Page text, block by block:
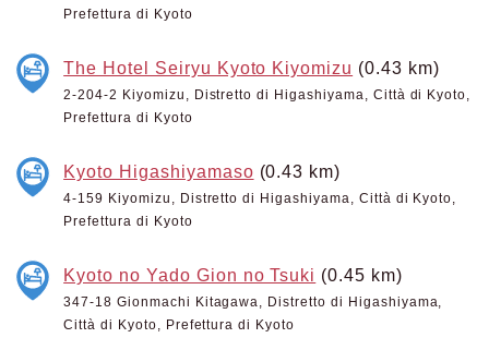
Prefettura di Kyoto
The Hotel Seiryu Kyoto Kiyomizu (0.43 km)
2-204-2 Kiyomizu, Distretto di Higashiyama, Città di Kyoto,
Prefettura di Kyoto
Kyoto Higashiyamaso (0.43 km)
4-159 Kiyomizu, Distretto di Higashiyama, Città di Kyoto,
Prefettura di Kyoto
Kyoto no Yado Gion no Tsuki (0.45 km)
347-18 Gionmachi Kitagawa, Distretto di Higashiyama,
Città di Kyoto, Prefettura di Kyoto